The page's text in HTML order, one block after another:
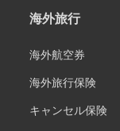
海外旅行
海外航空券
海外旅行保険
キャンセル保険